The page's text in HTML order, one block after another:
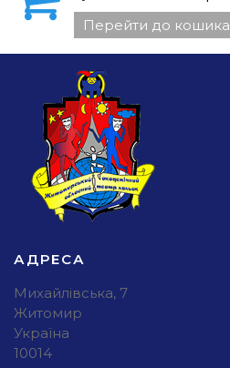
Перейти до кошика
АДРЕСА
Михайлівська, 7
Житомир
Україна
10014